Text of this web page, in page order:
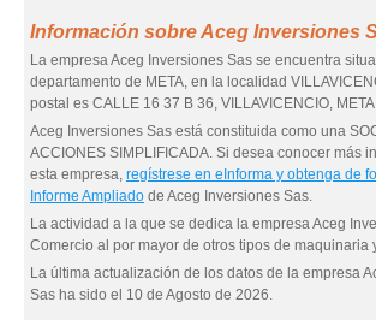
Información sobre Aceg Inversiones
La empresa Aceg Inversiones Sas se encuentra
departamento de META, en la localidad
postal es CALLE 16 37 B 36, VILLAVICENCIO,
Aceg Inversiones Sas está constituida como una
ACCIONES SIMPLIFICADA. Si desea conocer más
esta empresa, regístrese en eInforma y obtenga de
Informe Ampliado de Aceg Inversiones Sas.
La actividad a la que se dedica la empresa Aceg
Comercio al por mayor de otros tipos de maquinaria
La última actualización de los datos de la empresa
Sas ha sido el 10 de Agosto de 2026.